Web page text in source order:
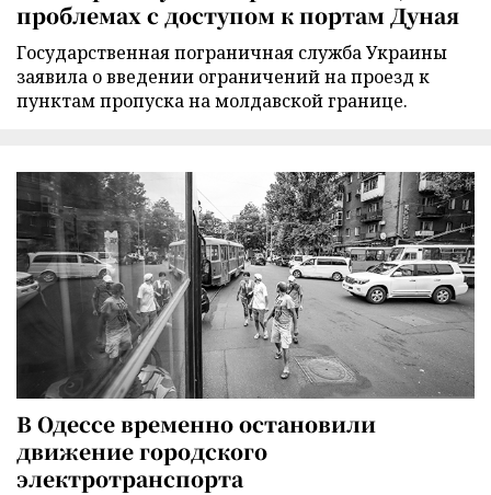
проблемах с доступом к портам Дуная
Государственная пограничная служба Украины
заявила о введении ограничений на проезд к
пунктам пропуска на молдавской границе.
В Одессе временно остановили
движение городского
электротранспорта